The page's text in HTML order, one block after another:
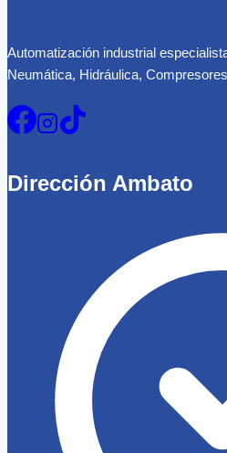
Automatización industrial
Neumática, Hidráulica, Compresores
Dirección Ambato